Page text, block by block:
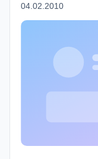
04.02.2010